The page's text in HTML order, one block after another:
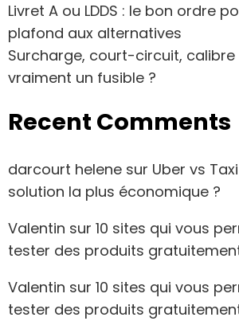
Livret A ou LDDS : le bon ordre
plafond aux alternatives
Surcharge, court-circuit, calibre
vraiment un fusible ?
Recent Comments
darcourt helene sur Uber vs
solution la plus économique ?
Valentin sur 10 sites qui vous
tester des produits
Valentin sur 10 sites qui vous
tester des produits